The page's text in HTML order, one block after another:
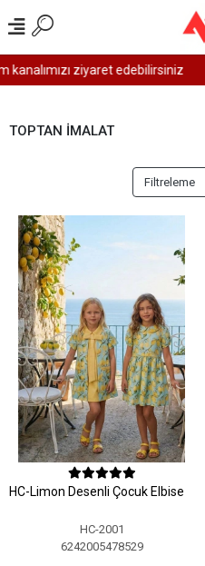
ziyaret edebilirsiniz
TOPTAN İMALAT
Filtreleme
HC-Limon Desenli Çocuk Elbise
HC-2001
6242005478529